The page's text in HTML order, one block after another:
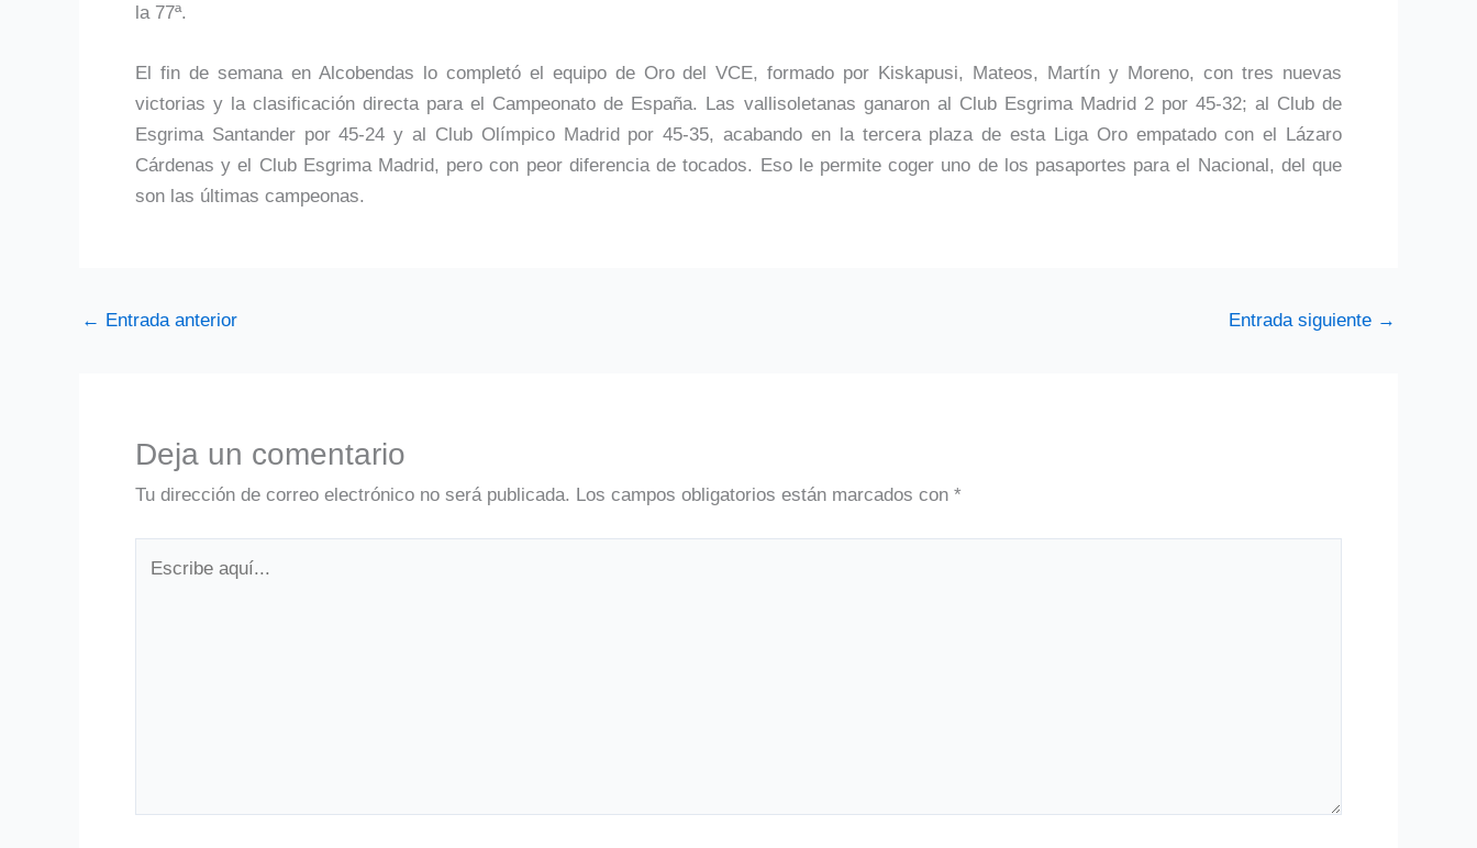
la 77ª.
El fin de semana en Alcobendas lo completó el equipo de Oro del VCE, formado por Kiskapusi, Mateos, Martín y Moreno, con tres nuevas
victorias y la clasificación directa para el Campeonato de España. Las vallisoletanas ganaron al Club Esgrima Madrid 2 por 45-32; al Club de
Esgrima Santander por 45-24 y al Club Olímpico Madrid por 45-35, acabando en la tercera plaza de esta Liga Oro empatado con el Lázaro
Cárdenas y el Club Esgrima Madrid, pero con peor diferencia de tocados. Eso le permite coger uno de los pasaportes para el Nacional, del que
son las últimas campeonas.
← Entrada anterior Entrada siguiente →
Deja un comentario
Tu dirección de correo electrónico no será publicada. Los campos obligatorios están marcados con *